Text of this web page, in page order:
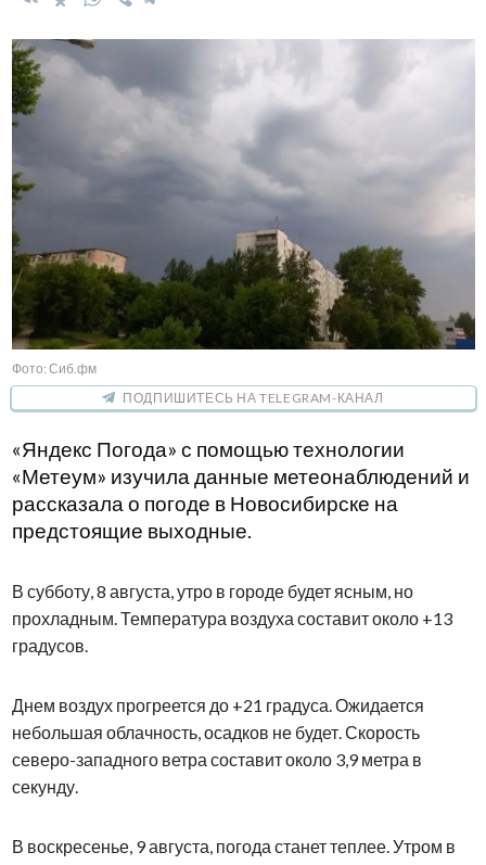
Фото: Сиб.фм
ПОДПИШИТЕСЬ НА TELEGRAM-КАНАЛ
«Яндекс Погода» с помощью технологии
«Метеум» изучила данные метеонаблюдений и
рассказала о погоде в Новосибирске на
предстоящие выходные.
В субботу, 8 августа, утро в городе будет ясным, но
прохладным. Температура воздуха составит около +13
градусов.
Днем воздух прогреется до +21 градуса. Ожидается
небольшая облачность, осадков не будет. Скорость
северо-западного ветра составит около 3,9 метра в
секунду.
В воскресенье, 9 августа, погода станет теплее. Утром в